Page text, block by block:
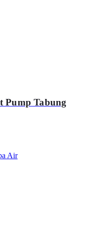
Pump Tabung